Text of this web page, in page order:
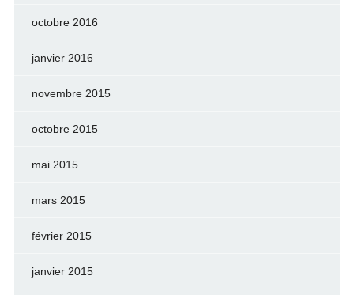
octobre 2016
janvier 2016
novembre 2015
octobre 2015
mai 2015
mars 2015
février 2015
janvier 2015